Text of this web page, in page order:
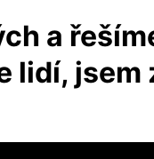
a
lidí,